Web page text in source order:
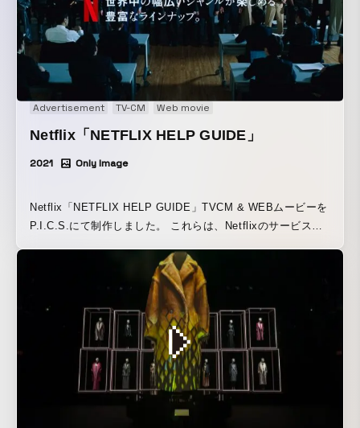
Advertisement TV-CM Web movie
Netflix「NETFLIX HELP GUIDE」
2021 Only Image
Netflix「NETFLIX HELP GUIDE」TVCM & WEBムービーを
P.I.C.S.にて制作しました。 これらは、Netflixのサービスの
ンペーンの一環として連動して制作されました。 スリリング
な刑事ドラマをモチーフにドラマタイズされた構成でNetflix
が提供する映像作品のスケール感に倣い、ムービー内で起こ
る事件も世界各国の刑事、機動隊、何十台もの警察車両など
が大集結するスケールの大きな演出に仕上がりました。